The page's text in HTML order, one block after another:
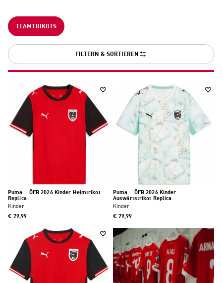
ist bereit, unsere ÖFB Nationalteams auf ihren Wegen zu neuen
Siegen zu begleiten. Bedruckte Trikots sind speziell für dich
angefertigt und können nicht zurückgegeben oder umgetauscht
TEAMTRIKOTS
FILTERN & SORTIEREN
Puma · ÖFB 2026 Kinder Heimtrikot
Replica
Kinder
€ 79,99
Puma · ÖFB 2026 Kinder
Auswärtstrikot Replica
Kinder
€ 79,99